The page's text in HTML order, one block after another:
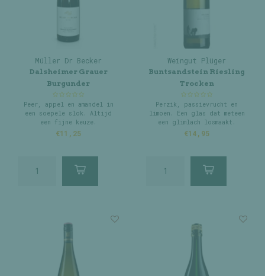
Müller Dr Becker
Dalsheimer Grauer
Burgunder
Peer, appel en amandel in
een soepele slok. Altijd
een fijne keuze.
€11,25
Weingut Plüger
Buntsandstein Riesling
Trocken
Perzik, passievrucht en
limoen. Een glas dat meteen
een glimlach losmaakt.
€14,95